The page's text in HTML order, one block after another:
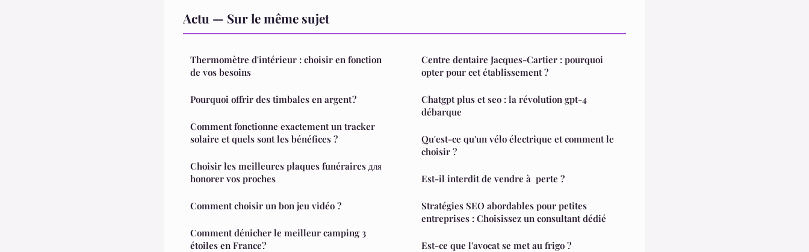
Actu — Sur le même sujet
Thermomètre d'intérieur : choisir en fonction
de vos besoins
Pourquoi offrir des timbales en argent ?
Comment fonctionne exactement un tracker
solaire et quels sont les bénéfices ?
Choisir les meilleures plaques funéraires для
honorer vos proches
Comment choisir un bon jeu vidéo ?
Comment dénicher le meilleur camping 3
étoiles en France?
Centre dentaire Jacques-Cartier : pourquoi
opter pour cet établissement ?
Chatgpt plus et seo : la révolution gpt-4
débarque
Qu'est-ce qu'un vélo électrique et comment le
choisir ?
Est-il interdit de vendre à perte ?
Stratégies SEO abordables pour petites
entreprises : Choisissez un consultant dédié
Est-ce que l'avocat se met au frigo ?